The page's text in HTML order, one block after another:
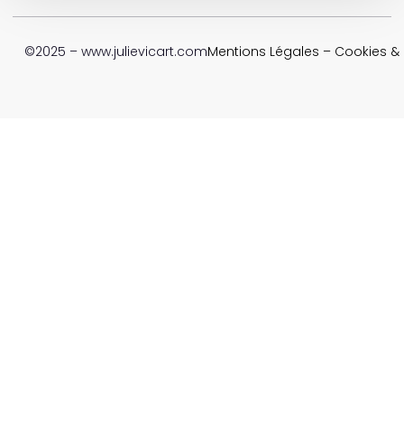
Mentions Légales – Cookies
©2025 – www.julievicart.com